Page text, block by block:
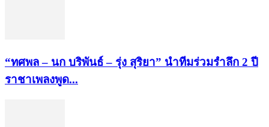
“ทศพล – นก บริพันธ์ – รุ่ง สุริยา” นำทีมร่วมรำลึก 2 ปี
ราชาเพลงพูด...